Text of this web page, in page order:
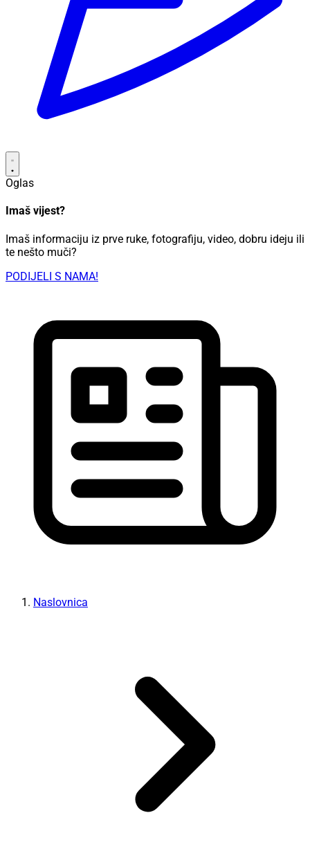
Oglas
Imaš vijest?
Imaš informaciju iz prve ruke, fotografiju, video, dobru ideju ili
te nešto muči?
PODIJELI S NAMA!
Naslovnica